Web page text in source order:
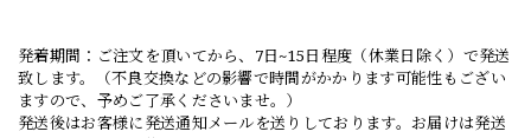
発着期間：ご注文を頂いてから、7日~15日程度（休業日除く）で発送
致します。（不良交換などの影響で時間がかかります可能性もござい
ますので、予めご了承くださいませ。）
発送後はお客様に発送通知メールを送りしております。お届けは発送